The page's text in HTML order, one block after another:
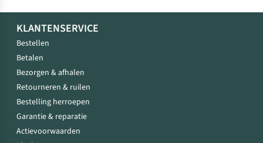
KLANTENSERVICE
Bestellen
Betalen
Bezorgen & afhalen
Retourneren & ruilen
Bestelling herroepen
Garantie & reparatie
Actievoorwaarden